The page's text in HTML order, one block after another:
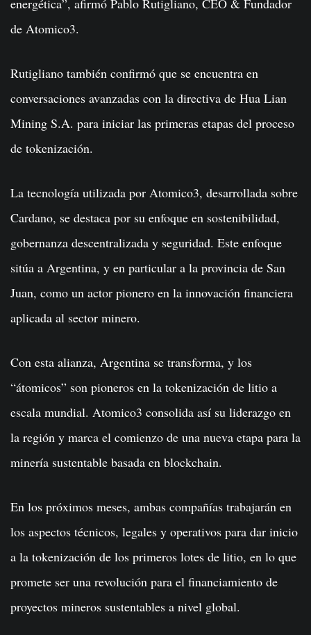
energética”, afirmó Pablo Rutigliano, CEO & Fundador
de Atomico3.
Rutigliano también confirmó que se encuentra en
conversaciones avanzadas con la directiva de Hua Lian
Mining S.A. para iniciar las primeras etapas del proceso
de tokenización.
La tecnología utilizada por Atomico3, desarrollada sobre
Cardano, se destaca por su enfoque en sostenibilidad,
gobernanza descentralizada y seguridad. Este enfoque
sitúa a Argentina, y en particular a la provincia de San
Juan, como un actor pionero en la innovación financiera
aplicada al sector minero.
Con esta alianza, Argentina se transforma, y los
“átomicos” son pioneros en la tokenización de litio a
escala mundial. Atomico3 consolida así su liderazgo en
la región y marca el comienzo de una nueva etapa para la
minería sustentable basada en blockchain.
En los próximos meses, ambas compañías trabajarán en
los aspectos técnicos, legales y operativos para dar inicio
a la tokenización de los primeros lotes de litio, en lo que
promete ser una revolución para el financiamiento de
proyectos mineros sustentables a nivel global.